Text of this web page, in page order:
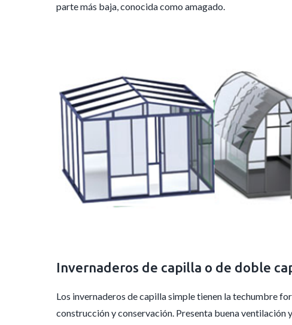
parte más baja, conocida como amagado.
Invernaderos de capilla o de doble
Los invernaderos de capilla simple tienen la techumbre
construcción y conservación. Presenta buena ventilación